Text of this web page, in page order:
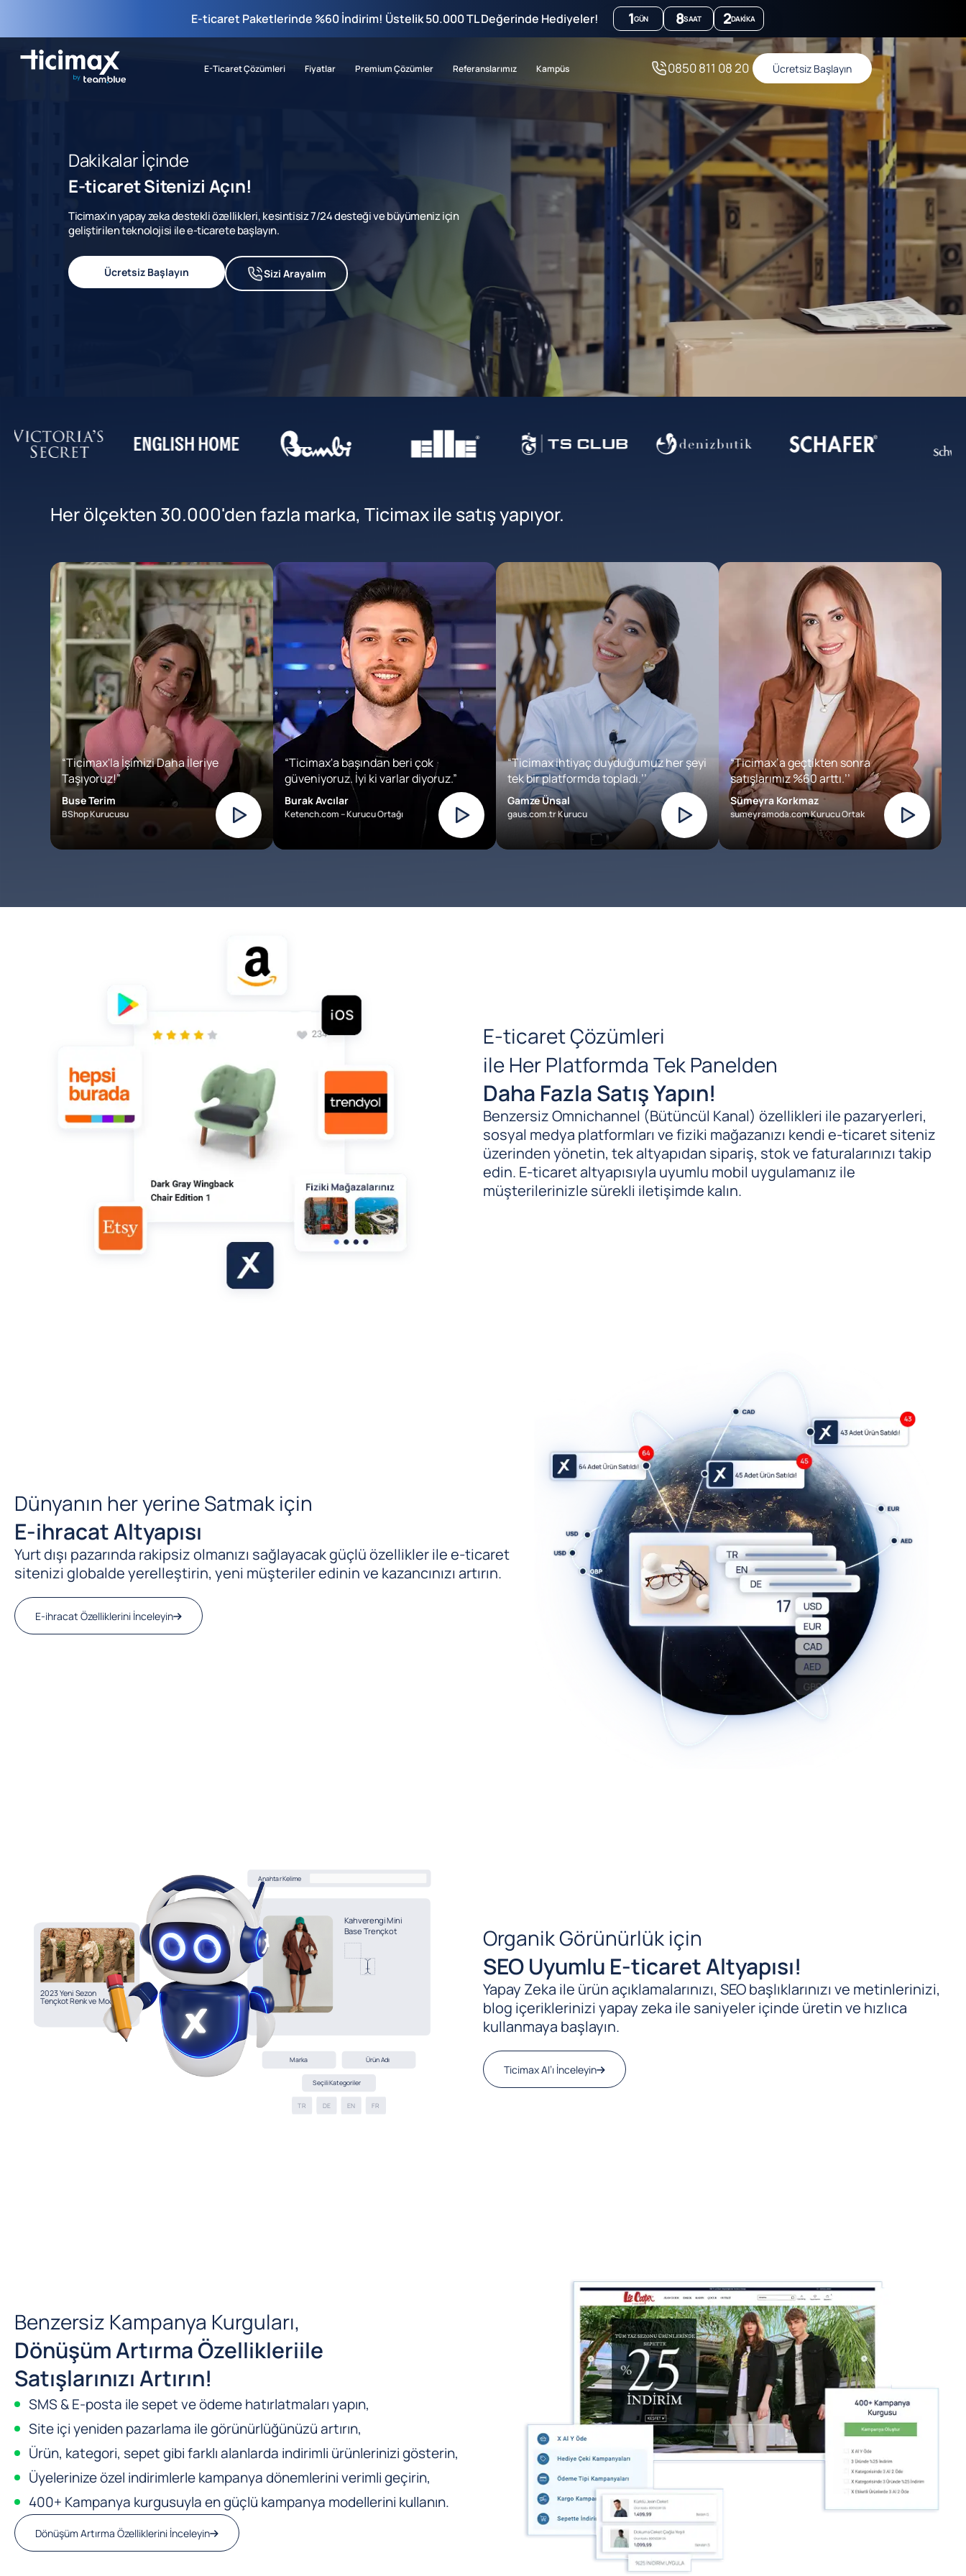
E-ticaret Paketlerinde %60 İndirim! Üstelik 50.000 TL Değerinde Hediyeler! 1GÜN 8SAAT 2DAKIKA
E-Ticaret Çözümleri Fiyatlar Premium Çözümler Referanslarımız Kampüs 0850 811 08 20 Ücretsiz Başlayın
Dakikalar İçinde
E-ticaret Sitenizi Açın!
Ticimax'ın yapay zeka destekli özellikleri, kesintisiz 7/24 desteği ve büyümeniz için
geliştirilen teknolojisi ile e-ticarete başlayın.
Ücretsiz Başlayın Sizi Arayalım
Her ölçekten 30.000'den fazla marka, Ticimax ile satış yapıyor.
“Ticimax'la İşimizi Daha İleriye
Taşıyoruz!”
Buse Terim
BShop Kurucusu
“Ticimax'a başından beri çok
güveniyoruz. İyi ki varlar diyoruz.”
Burak Avcılar
Ketench.com – Kurucu Ortağı
“Ticimax ihtiyaç duyduğumuz her şeyi
tek bir platformda topladı.’’
Gamze Ünsal
gaus.com.tr Kurucu
“Ticimax’a geçtikten sonra
satışlarımız %60 arttı.’’
Sümeyra Korkmaz
sumeyramoda.com Kurucu Ortak
E-ticaret Çözümleri
ile Her Platformda Tek Panelden
Daha Fazla Satış Yapın!
Benzersiz Omnichannel (Bütüncül Kanal) özellikleri ile pazaryerleri,
sosyal medya platformları ve fiziki mağazanızı kendi e-ticaret siteniz
üzerinden yönetin, tek altyapıdan sipariş, stok ve faturalarınızı takip
edin. E-ticaret altyapısıyla uyumlu mobil uygulamanız ile
müşterilerinizle sürekli iletişimde kalın.
Dünyanın her yerine Satmak için
E-ihracat Altyapısı
Yurt dışı pazarında rakipsiz olmanızı sağlayacak güçlü özellikler ile e-ticaret
sitenizi globalde yerelleştirin, yeni müşteriler edinin ve kazancınızı artırın.
E-ihracat Özelliklerini İnceleyin
Organik Görünürlük için
SEO Uyumlu E-ticaret Altyapısı!
Yapay Zeka ile ürün açıklamalarınızı, SEO başlıklarınızı ve metinlerinizi,
blog içeriklerinizi yapay zeka ile saniyeler içinde üretin ve hızlıca
kullanmaya başlayın.
Ticimax AI’ı İnceleyin
Benzersiz Kampanya Kurguları,
Dönüşüm Artırma Özellikleriile
Satışlarınızı Artırın!
SMS & E-posta ile sepet ve ödeme hatırlatmaları yapın,
Site içi yeniden pazarlama ile görünürlüğünüzü artırın,
Ürün, kategori, sepet gibi farklı alanlarda indirimli ürünlerinizi gösterin,
Üyelerinize özel indirimlerle kampanya dönemlerini verimli geçirin,
400+ Kampanya kurgusuyla en güçlü kampanya modellerini kullanın.
Dönüşüm Artırma Özelliklerini İnceleyin